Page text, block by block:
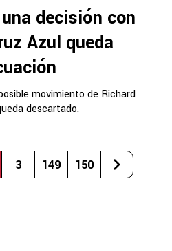
decisión con
Azul queda
movimiento de Richard
descartado.
3 149 150